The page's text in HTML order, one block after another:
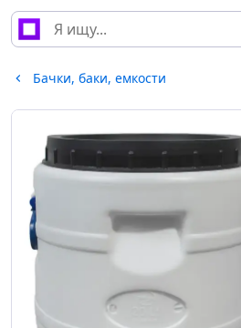
Бачки, баки, емкости